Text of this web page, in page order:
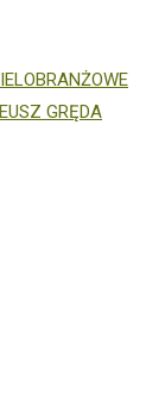
GRĘDA